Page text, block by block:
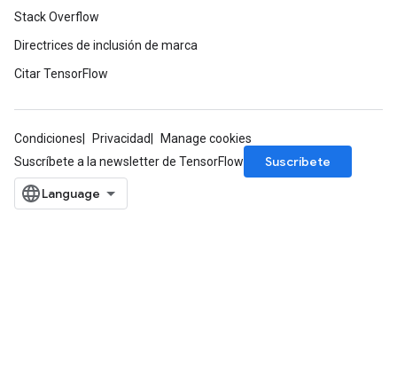
Stack Overflow
Directrices de inclusión de marca
Citar TensorFlow
Condiciones Privacidad
Manage cookies
Suscríbete a la newsletter de TensorFlow
Suscríbete